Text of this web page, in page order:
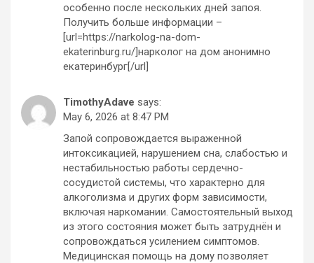
особенно после нескольких дней запоя.
Получить больше информации –
[url=https://narkolog-na-dom-
ekaterinburg.ru/]нарколог на дом анонимно
екатеринбург[/url]
TimothyAdave says:
May 6, 2026 at 8:47 PM
Запой сопровождается выраженной
интоксикацией, нарушением сна, слабостью и
нестабильностью работы сердечно-
сосудистой системы, что характерно для
алкоголизма и других форм зависимости,
включая наркомании. Самостоятельный выход
из этого состояния может быть затруднён и
сопровождаться усилением симптомов.
Медицинская помощь на дому позволяет